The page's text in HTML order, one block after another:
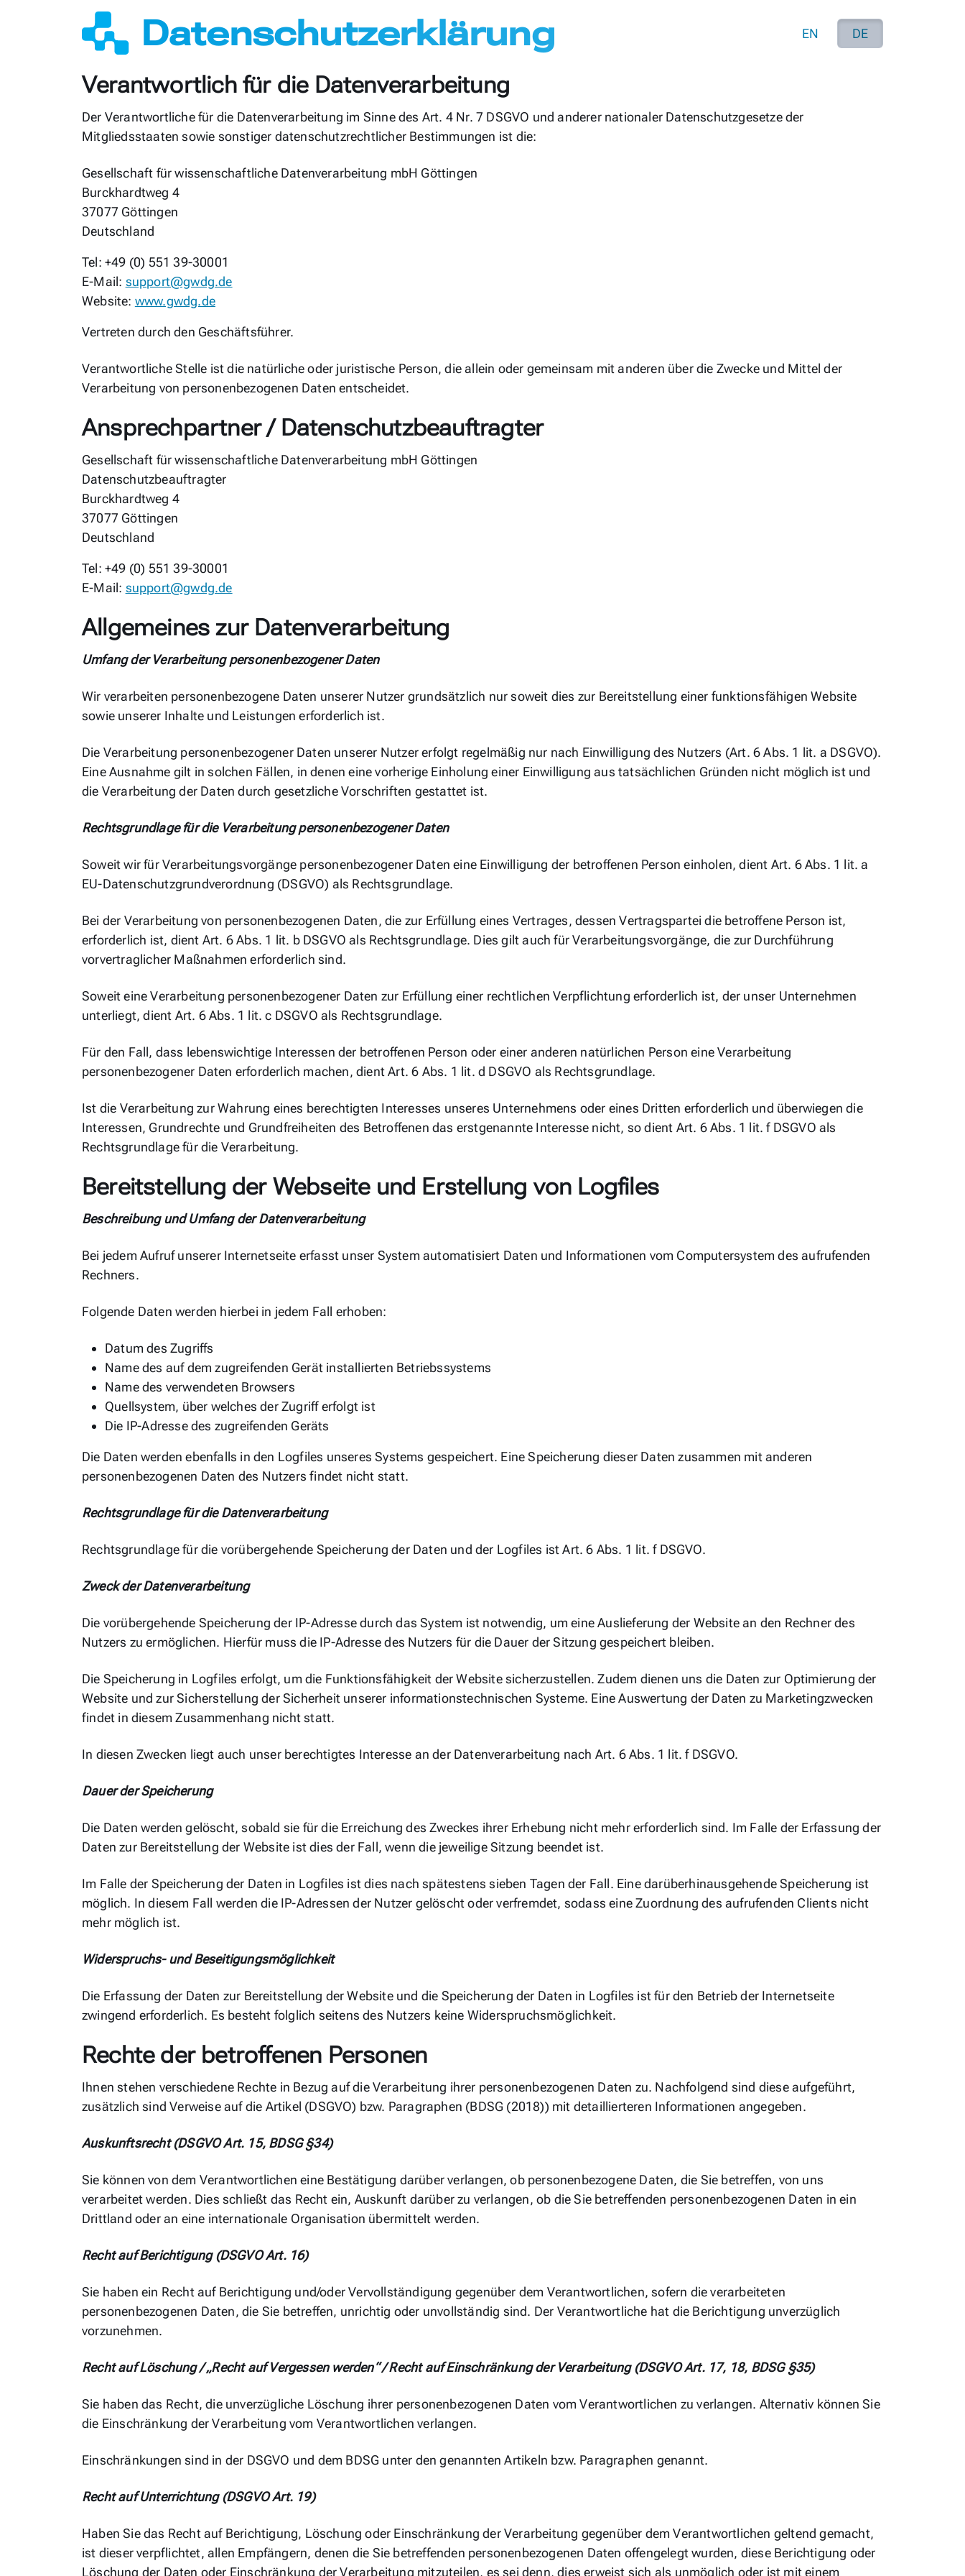
Datenschutzerklärung EN DE
Verantwortlich für die Datenverarbeitung
Der Verantwortliche für die Datenverarbeitung im Sinne des Art. 4 Nr. 7 DSGVO und anderer nationaler Datenschutzgesetze der
Mitgliedsstaaten sowie sonstiger datenschutzrechtlicher Bestimmungen ist die:
Gesellschaft für wissenschaftliche Datenverarbeitung mbH Göttingen
Burckhardtweg 4
37077 Göttingen
Deutschland
Tel: +49 (0) 551 39-30001
E-Mail: support@gwdg.de
Website: www.gwdg.de
Vertreten durch den Geschäftsführer.
Verantwortliche Stelle ist die natürliche oder juristische Person, die allein oder gemeinsam mit anderen über die Zwecke und Mittel der
Verarbeitung von personenbezogenen Daten entscheidet.
Ansprechpartner / Datenschutzbeauftragter
Gesellschaft für wissenschaftliche Datenverarbeitung mbH Göttingen
Datenschutzbeauftragter
Burckhardtweg 4
37077 Göttingen
Deutschland
Tel: +49 (0) 551 39-30001
E-Mail: support@gwdg.de
Allgemeines zur Datenverarbeitung
Umfang der Verarbeitung personenbezogener Daten
Wir verarbeiten personenbezogene Daten unserer Nutzer grundsätzlich nur soweit dies zur Bereitstellung einer funktionsfähigen Website
sowie unserer Inhalte und Leistungen erforderlich ist.
Die Verarbeitung personenbezogener Daten unserer Nutzer erfolgt regelmäßig nur nach Einwilligung des Nutzers (Art. 6 Abs. 1 lit. a DSGVO).
Eine Ausnahme gilt in solchen Fällen, in denen eine vorherige Einholung einer Einwilligung aus tatsächlichen Gründen nicht möglich ist und
die Verarbeitung der Daten durch gesetzliche Vorschriften gestattet ist.
Rechtsgrundlage für die Verarbeitung personenbezogener Daten
Soweit wir für Verarbeitungsvorgänge personenbezogener Daten eine Einwilligung der betroffenen Person einholen, dient Art. 6 Abs. 1 lit. a
EU-Datenschutzgrundverordnung (DSGVO) als Rechtsgrundlage.
Bei der Verarbeitung von personenbezogenen Daten, die zur Erfüllung eines Vertrages, dessen Vertragspartei die betroffene Person ist,
erforderlich ist, dient Art. 6 Abs. 1 lit. b DSGVO als Rechtsgrundlage. Dies gilt auch für Verarbeitungsvorgänge, die zur Durchführung
vorvertraglicher Maßnahmen erforderlich sind.
Soweit eine Verarbeitung personenbezogener Daten zur Erfüllung einer rechtlichen Verpflichtung erforderlich ist, der unser Unternehmen
unterliegt, dient Art. 6 Abs. 1 lit. c DSGVO als Rechtsgrundlage.
Für den Fall, dass lebenswichtige Interessen der betroffenen Person oder einer anderen natürlichen Person eine Verarbeitung
personenbezogener Daten erforderlich machen, dient Art. 6 Abs. 1 lit. d DSGVO als Rechtsgrundlage.
Ist die Verarbeitung zur Wahrung eines berechtigten Interesses unseres Unternehmens oder eines Dritten erforderlich und überwiegen die
Interessen, Grundrechte und Grundfreiheiten des Betroffenen das erstgenannte Interesse nicht, so dient Art. 6 Abs. 1 lit. f DSGVO als
Rechtsgrundlage für die Verarbeitung.
Bereitstellung der Webseite und Erstellung von Logfiles
Beschreibung und Umfang der Datenverarbeitung
Bei jedem Aufruf unserer Internetseite erfasst unser System automatisiert Daten und Informationen vom Computersystem des aufrufenden
Rechners.
Folgende Daten werden hierbei in jedem Fall erhoben:
Datum des Zugriffs
Name des auf dem zugreifenden Gerät installierten Betriebssystems
Name des verwendeten Browsers
Quellsystem, über welches der Zugriff erfolgt ist
Die IP-Adresse des zugreifenden Geräts
Die Daten werden ebenfalls in den Logfiles unseres Systems gespeichert. Eine Speicherung dieser Daten zusammen mit anderen
personenbezogenen Daten des Nutzers findet nicht statt.
Rechtsgrundlage für die Datenverarbeitung
Rechtsgrundlage für die vorübergehende Speicherung der Daten und der Logfiles ist Art. 6 Abs. 1 lit. f DSGVO.
Zweck der Datenverarbeitung
Die vorübergehende Speicherung der IP-Adresse durch das System ist notwendig, um eine Auslieferung der Website an den Rechner des
Nutzers zu ermöglichen. Hierfür muss die IP-Adresse des Nutzers für die Dauer der Sitzung gespeichert bleiben.
Die Speicherung in Logfiles erfolgt, um die Funktionsfähigkeit der Website sicherzustellen. Zudem dienen uns die Daten zur Optimierung der
Website und zur Sicherstellung der Sicherheit unserer informationstechnischen Systeme. Eine Auswertung der Daten zu Marketingzwecken
findet in diesem Zusammenhang nicht statt.
In diesen Zwecken liegt auch unser berechtigtes Interesse an der Datenverarbeitung nach Art. 6 Abs. 1 lit. f DSGVO.
Dauer der Speicherung
Die Daten werden gelöscht, sobald sie für die Erreichung des Zweckes ihrer Erhebung nicht mehr erforderlich sind. Im Falle der Erfassung der
Daten zur Bereitstellung der Website ist dies der Fall, wenn die jeweilige Sitzung beendet ist.
Im Falle der Speicherung der Daten in Logfiles ist dies nach spätestens sieben Tagen der Fall. Eine darüberhinausgehende Speicherung ist
möglich. In diesem Fall werden die IP-Adressen der Nutzer gelöscht oder verfremdet, sodass eine Zuordnung des aufrufenden Clients nicht
mehr möglich ist.
Widerspruchs- und Beseitigungsmöglichkeit
Die Erfassung der Daten zur Bereitstellung der Website und die Speicherung der Daten in Logfiles ist für den Betrieb der Internetseite
zwingend erforderlich. Es besteht folglich seitens des Nutzers keine Widerspruchsmöglichkeit.
Rechte der betroffenen Personen
Ihnen stehen verschiedene Rechte in Bezug auf die Verarbeitung ihrer personenbezogenen Daten zu. Nachfolgend sind diese aufgeführt,
zusätzlich sind Verweise auf die Artikel (DSGVO) bzw. Paragraphen (BDSG (2018)) mit detaillierteren Informationen angegeben.
Auskunftsrecht (DSGVO Art. 15, BDSG §34)
Sie können von dem Verantwortlichen eine Bestätigung darüber verlangen, ob personenbezogene Daten, die Sie betreffen, von uns
verarbeitet werden. Dies schließt das Recht ein, Auskunft darüber zu verlangen, ob die Sie betreffenden personenbezogenen Daten in ein
Drittland oder an eine internationale Organisation übermittelt werden.
Recht auf Berichtigung (DSGVO Art. 16)
Sie haben ein Recht auf Berichtigung und/oder Vervollständigung gegenüber dem Verantwortlichen, sofern die verarbeiteten
personenbezogenen Daten, die Sie betreffen, unrichtig oder unvollständig sind. Der Verantwortliche hat die Berichtigung unverzüglich
vorzunehmen.
Recht auf Löschung / „Recht auf Vergessen werden“ / Recht auf Einschränkung der Verarbeitung (DSGVO Art. 17, 18, BDSG §35)
Sie haben das Recht, die unverzügliche Löschung ihrer personenbezogenen Daten vom Verantwortlichen zu verlangen. Alternativ können Sie
die Einschränkung der Verarbeitung vom Verantwortlichen verlangen.
Einschränkungen sind in der DSGVO und dem BDSG unter den genannten Artikeln bzw. Paragraphen genannt.
Recht auf Unterrichtung (DSGVO Art. 19)
Haben Sie das Recht auf Berichtigung, Löschung oder Einschränkung der Verarbeitung gegenüber dem Verantwortlichen geltend gemacht,
ist dieser verpflichtet, allen Empfängern, denen die Sie betreffenden personenbezogenen Daten offengelegt wurden, diese Berichtigung oder
Löschung der Daten oder Einschränkung der Verarbeitung mitzuteilen, es sei denn, dies erweist sich als unmöglich oder ist mit einem